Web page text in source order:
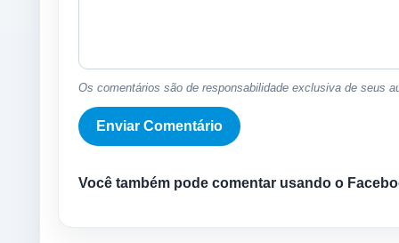
Os comentários são de responsabilidade exclusiva de seus
Você também pode comentar usando o